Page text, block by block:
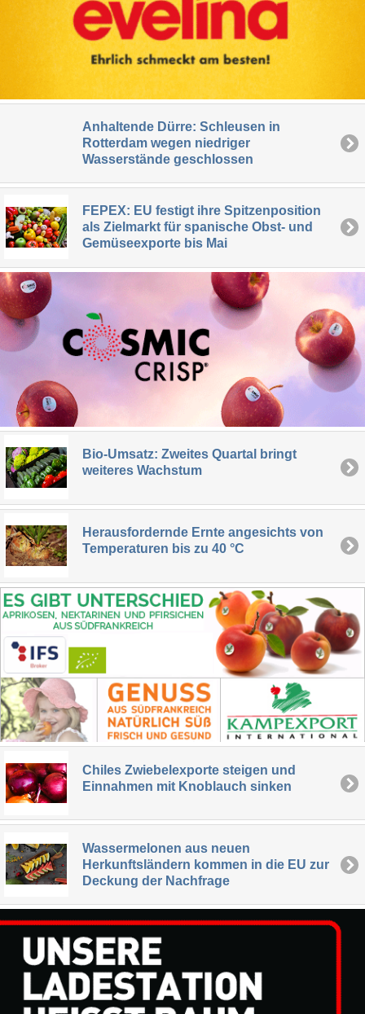
Anhaltende Dürre: Schleusen in
Rotterdam wegen niedriger
Wasserstände geschlossen
FEPEX: EU festigt ihre Spitzenposition
als Zielmarkt für spanische Obst- und
Gemüseexporte bis Mai
Bio-Umsatz: Zweites Quartal bringt
weiteres Wachstum
Herausfordernde Ernte angesichts von
Temperaturen bis zu 40 °C
Chiles Zwiebelexporte steigen und
Einnahmen mit Knoblauch sinken
Wassermelonen aus neuen
Herkunftsländern kommen in die EU zur
Deckung der Nachfrage